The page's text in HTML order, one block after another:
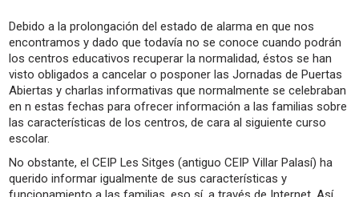
Debido a la prolongación del estado de alarma en que nos
encontramos y dado que todavía no se conoce cuando podrán
los centros educativos recuperar la normalidad, éstos se han
visto obligados a cancelar o posponer las Jornadas de Puertas
Abiertas y charlas informativas que normalmente se celebraban
en n estas fechas para ofrecer información a las familias sobre
las características de los centros, de cara al siguiente curso
escolar.
No obstante, el CEIP Les Sitges (antiguo CEIP Villar Palasí) ha
querido informar igualmente de sus características y